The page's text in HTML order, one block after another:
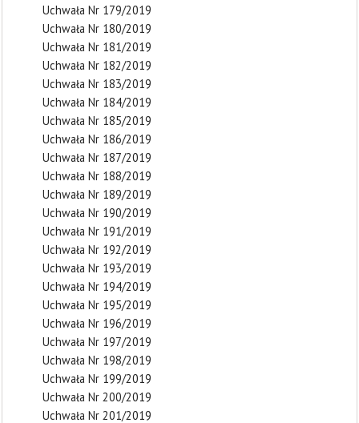
Uchwała Nr 179/2019
Uchwała Nr 180/2019
Uchwała Nr 181/2019
Uchwała Nr 182/2019
Uchwała Nr 183/2019
Uchwała Nr 184/2019
Uchwała Nr 185/2019
Uchwała Nr 186/2019
Uchwała Nr 187/2019
Uchwała Nr 188/2019
Uchwała Nr 189/2019
Uchwała Nr 190/2019
Uchwała Nr 191/2019
Uchwała Nr 192/2019
Uchwała Nr 193/2019
Uchwała Nr 194/2019
Uchwała Nr 195/2019
Uchwała Nr 196/2019
Uchwała Nr 197/2019
Uchwała Nr 198/2019
Uchwała Nr 199/2019
Uchwała Nr 200/2019
Uchwała Nr 201/2019